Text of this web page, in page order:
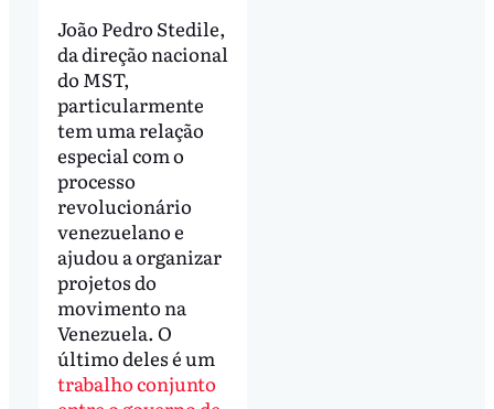
João Pedro Stedile,
da direção nacional
do MST,
particularmente
tem uma relação
especial com o
processo
revolucionário
venezuelano e
ajudou a organizar
projetos do
movimento na
Venezuela. O
último deles é um
trabalho conjunto